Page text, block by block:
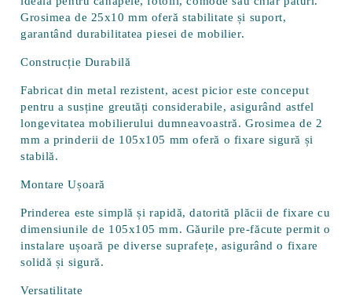
Grosimea de 25x10 mm oferă stabilitate și suport,
garantând durabilitatea piesei de mobilier.
Construcție Durabilă
Fabricat din metal rezistent, acest picior este conceput
pentru a susține greutăți considerabile, asigurând astfel
longevitatea mobilierului dumneavoastră. Grosimea de 2
mm a prinderii de 105x105 mm oferă o fixare sigură și
stabilă.
Montare Ușoară
Prinderea este simplă și rapidă, datorită plăcii de fixare cu
dimensiunile de 105x105 mm. Găurile pre-făcute permit o
instalare ușoară pe diverse suprafețe, asigurând o fixare
solidă și sigură.
Versatilitate